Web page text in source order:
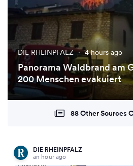
DIE RHEINPFALZ · 4 hours ago
Panorama Waldbrand am
200 Menschen evakuiert
88 Other Sources
DIE RHEINPFALZ
an hour ago